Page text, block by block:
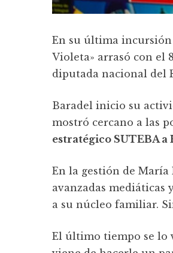
En su última incursión
Violeta» arrasó con el
diputada nacional del
Baradel inicio su
mostró cercano a las
estratégico SUTEBA a
En la gestión de
avanzadas
a su núcleo familiar.
El último tiempo se lo